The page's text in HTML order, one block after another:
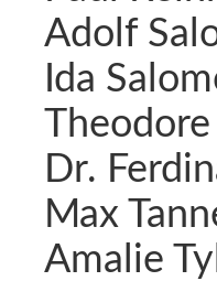
Adolf
Ida
Dr.
Max
Amalie